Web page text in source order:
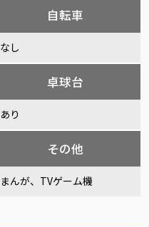
自転車
なし
卓球台
あり
その他
まんが、TVゲーム機